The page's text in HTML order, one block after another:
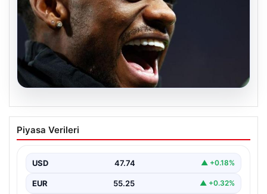
İşte Jhon Duran’ın Benfica formasıyla
ilk golü
Piyasa Verileri
USD 47.74 ▲ +0.18%
EUR 55.25 ▲ +0.32%